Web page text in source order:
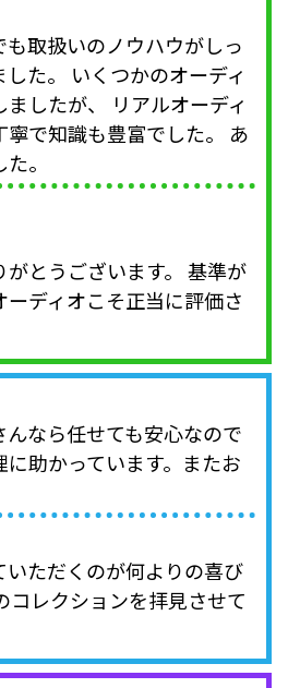
取扱いのノウハウがしっ
た。 いくつかのオーディ
したが、 リアルオーディ
で知識も豊富でした。 あ
。
とうございます。 基準が
ディオこそ正当に評価さ
んなら任せても安心なので
助かっています。またお
ただくのが何よりの喜び
コレクションを拝見させて